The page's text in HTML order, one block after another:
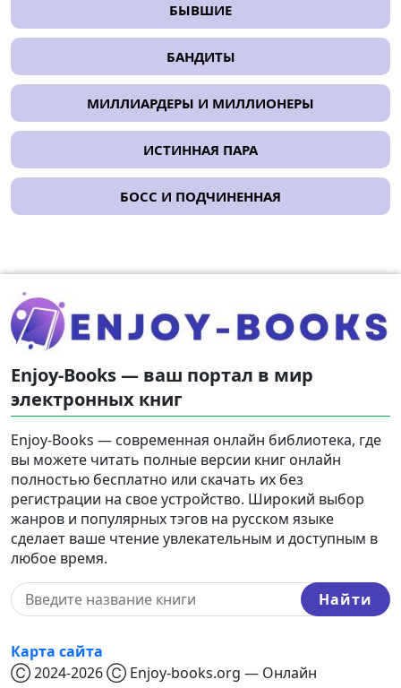
БЫВШИЕ
БАНДИТЫ
МИЛЛИАРДЕРЫ И МИЛЛИОНЕРЫ
ИСТИННАЯ ПАРА
БОСС И ПОДЧИНЕННАЯ
Enjoy-Books — ваш портал в мир
электронных книг
Enjoy-Books — современная онлайн библиотека, где
вы можете читать полные версии книг онлайн
полностью бесплатно или скачать их без
регистрации на свое устройство. Широкий выбор
жанров и популярных тэгов на русском языке
сделает ваше чтение увлекательным и доступным в
любое время.
Найти
Карта сайта
Ⓒ 2024-2026 Ⓒ Enjoy-books.org — Онлайн